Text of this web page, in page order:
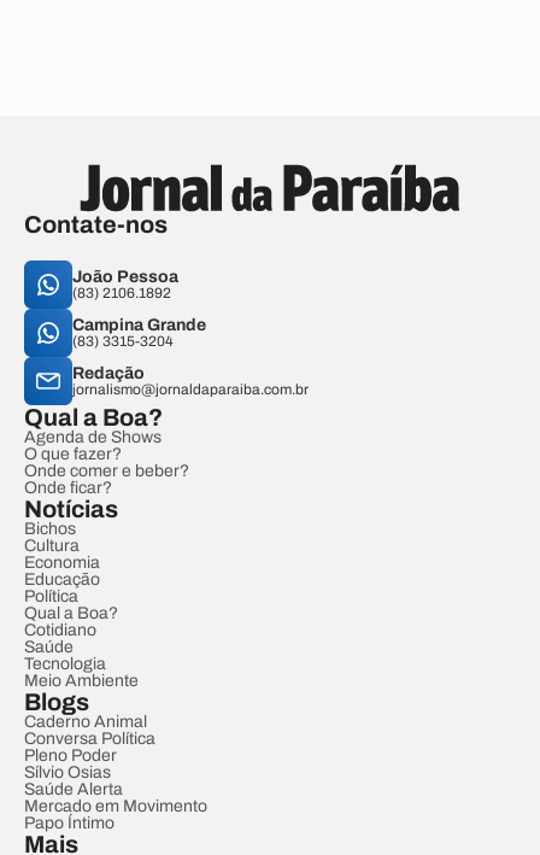
Contate-nos
João Pessoa
(83) 2106.1892
Campina Grande
(83) 3315-3204
Redação
jornalismo@jornaldaparaiba.com.br
Qual a Boa?
Agenda de Shows
O que fazer?
Onde comer e beber?
Onde ficar?
Notícias
Bichos
Cultura
Economia
Educação
Política
Qual a Boa?
Cotidiano
Saúde
Tecnologia
Meio Ambiente
Blogs
Caderno Animal
Conversa Política
Pleno Poder
Sílvio Osias
Saúde Alerta
Mercado em Movimento
Papo Íntimo
Mais